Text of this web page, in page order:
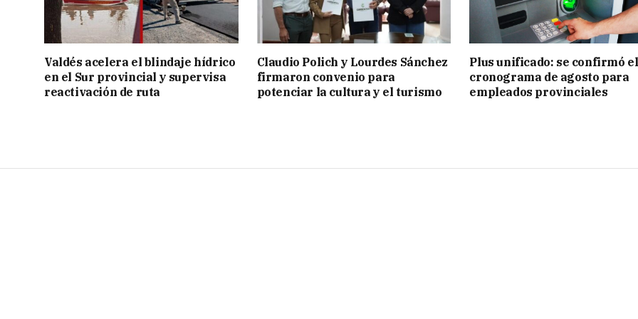
Valdés acelera el blindaje hídrico
en el Sur provincial y supervisa
reactivación de ruta
Claudio Polich y Lourdes Sánchez
firmaron convenio para
potenciar la cultura y el turismo
Plus unificado: se confirmó el
cronograma de agosto para
empleados provinciales